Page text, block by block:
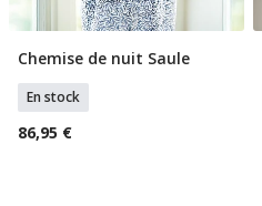
Sélectionner Tailles
Chemise de nuit Saule
En stock
86,95 €